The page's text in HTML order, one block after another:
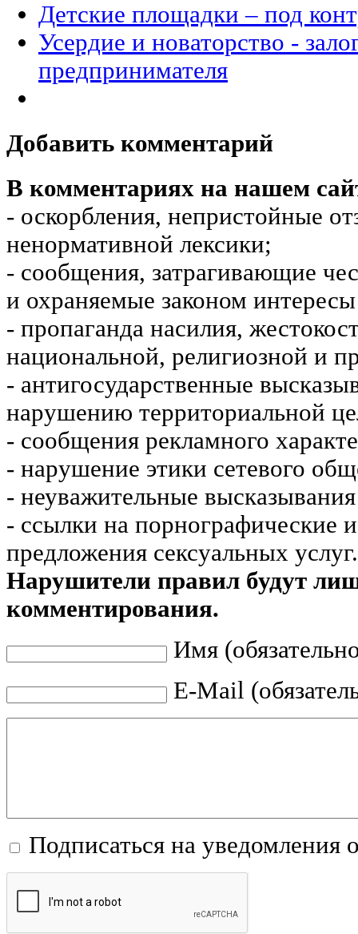
Детские площадки – под
Усердие и новаторство -
предпринимателя
Добавить комментарий
В комментариях на нашем
- оскорбления, непристойные
ненормативной лексики;
- сообщения, затрагивающие
и охраняемые законом
- пропаганда насилия,
национальной, религиозной и
- антигосударственные
нарушению территориальной
- сообщения рекламного
- нарушение этики сетевого
- неуважительные
- ссылки на порнографические
предложения сексуальных услуг.
Нарушители правил будут
комментирования.
Имя
E-Mail
Подписаться на уведомления